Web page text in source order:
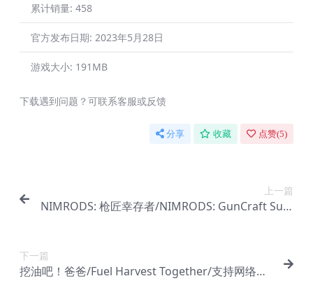
累计销量: 458
官方发布日期: 2023年5月28日
游戏大小: 191MB
下载遇到问题？可联系客服或反馈
分享 收藏 点赞(5)
上一篇
NIMRODS: 枪匠幸存者/NIMRODS: GunCraft Surv
下一篇
挖油吧！爸爸/Fuel Harvest Together/支持网络联